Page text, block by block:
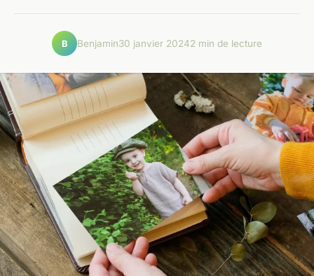
B Benjamin30 janvier 20242 min de lecture